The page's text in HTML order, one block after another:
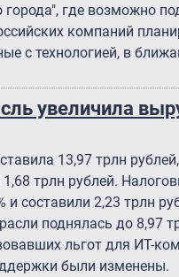
города", где возможно
компаний
с технологией, в
увеличила
13,97 трлн
трлн рублей.
и составили 2,23 трлн
поднялась до 8,97
льгот для ИТ-
были изменены.